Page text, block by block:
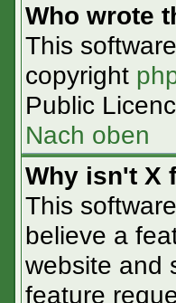
Who wrote
This
copyright
Public
Nach oben
Why isn't X
This
believe a
website and
feature